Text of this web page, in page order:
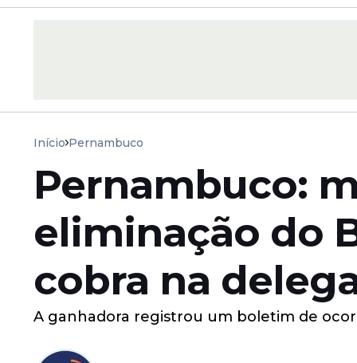
Início Pernambuco
Pernambuco:
eliminação do
cobra na
A ganhadora registrou um boletim de